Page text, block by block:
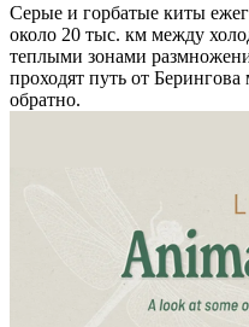
Серые и горбатые киты
около 20 тыс. км между
теплыми зонами
проходят путь от
обратно.